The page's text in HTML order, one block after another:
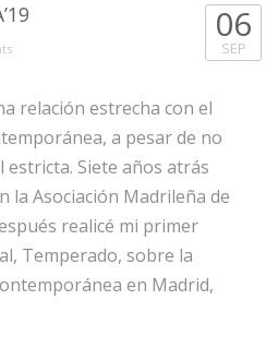
06
SEP
relación estrecha con el
a pesar de no
Siete años atrás
la Asociación Madrileña de
realicé mi primer
Temperado, sobre la
en Madrid,